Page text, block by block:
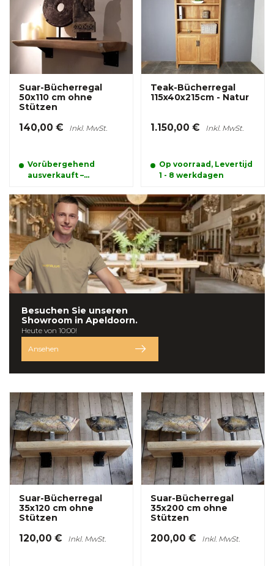
Suar-Bücherregal
50x110 cm ohne
Stützen
140,00 € Inkl. MwSt.
Vorübergehend
ausverkauft –
reservieren Sie Ihr
Produkt schon jetzt
Teak-Bücherregal
115x40x215cm - Natur
1.150,00 € Inkl. MwSt.
Op voorraad, Levertijd
1 - 8 werkdagen
Besuchen Sie unseren
Showroom in Apeldoorn.
Heute von 10:00!
Ansehen
Suar-Bücherregal
35x120 cm ohne
Stützen
120,00 € Inkl. MwSt.
Suar-Bücherregal
35x200 cm ohne
Stützen
200,00 € Inkl. MwSt.